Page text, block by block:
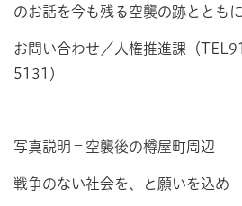
のお話を今も残る空襲の跡ととも
お問い合わせ／人権推進課（
5131）
写真説明＝空襲後の樽屋町周辺
戦争のない社会を、と願いを込め